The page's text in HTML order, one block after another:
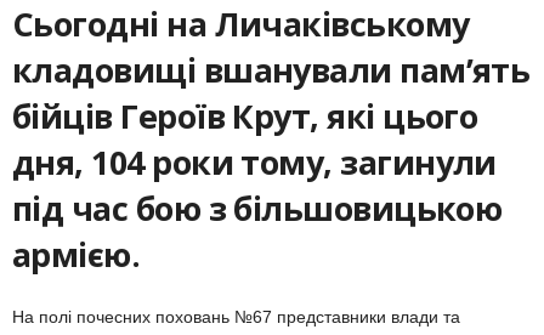
Сьогодні на Личаківському
кладовищі вшанували пам’ять
бійців Героїв Крут, які цього
дня, 104 роки тому, загинули
під час бою з більшовицькою
армією.
На полі почесних поховань №67 представники влади та